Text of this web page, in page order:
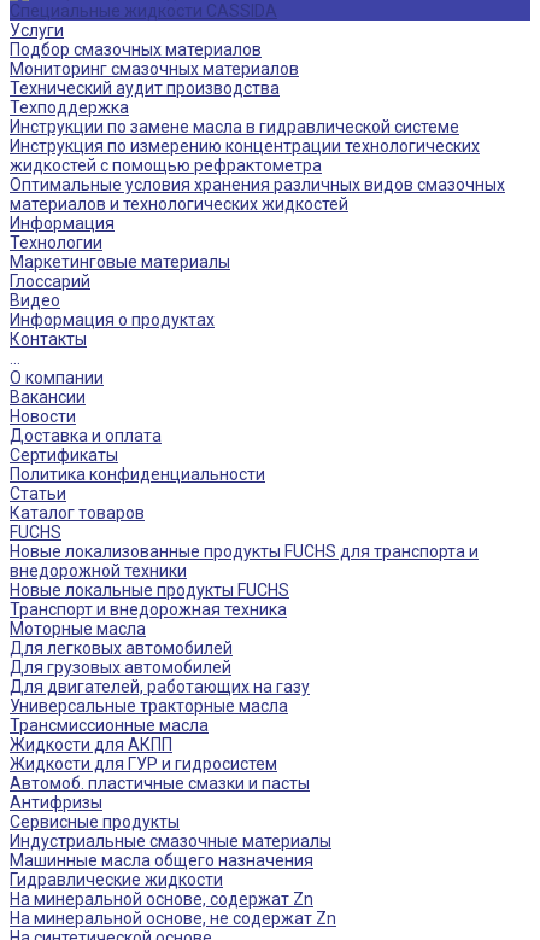
Специальные жидкости CASSIDA
Услуги
Подбор смазочных материалов
Мониторинг смазочных материалов
Технический аудит производства
Техподдержка
Инструкции по замене масла в гидравлической системе
Инструкция по измерению концентрации технологических
жидкостей с помощью рефрактометра
Оптимальные условия хранения различных видов смазочных
материалов и технологических жидкостей
Информация
Технологии
Маркетинговые материалы
Глоссарий
Видео
Информация о продуктах
Контакты
О компании
Вакансии
Новости
Доставка и оплата
Сертификаты
Политика конфиденциальности
Статьи
Каталог товаров
FUCHS
Новые локализованные продукты FUCHS для транспорта и
внедорожной техники
Новые локальные продукты FUCHS
Транспорт и внедорожная техника
Моторные масла
Для легковых автомобилей
Для грузовых автомобилей
Для двигателей, работающих на газу
Универсальные тракторные масла
Трансмиссионные масла
Жидкости для АКПП
Жидкости для ГУР и гидросистем
Автомоб. пластичные смазки и пасты
Антифризы
Сервисные продукты
Индустриальные смазочные материалы
Машинные масла общего назначения
Гидравлические жидкости
На минеральной основе, содержат Zn
На минеральной основе, не содержат Zn